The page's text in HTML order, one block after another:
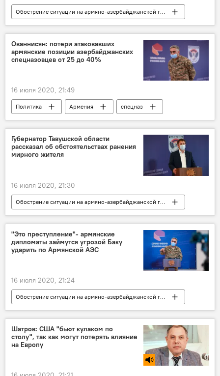
Обострение ситуации на армяно-азербайджанской границе
Политика
Армения
В мире
Ованнисян: потери атаковавших
армянские позиции азербайджанских
спецназовцев от 25 до 40%
16 июля 2020, 21:49
Политика Армения спецназ
Губернатор Тавушской области
рассказал об обстоятельствах ранения
мирного жителя
16 июля 2020, 21:30
Обострение ситуации на армяно-азербайджанской границе
Общество
Армения
Политика
В мире
Тавуш
губернатор
"Это преступление"- армянские
дипломаты займутся угрозой Баку
ударить по Армянской АЭС
16 июля 2020, 21:24
Обострение ситуации на армяно-азербайджанской границе
Политика
Армения
Шатров: США "бьют кулаком по
столу", так как могут потерять влияние
на Европу